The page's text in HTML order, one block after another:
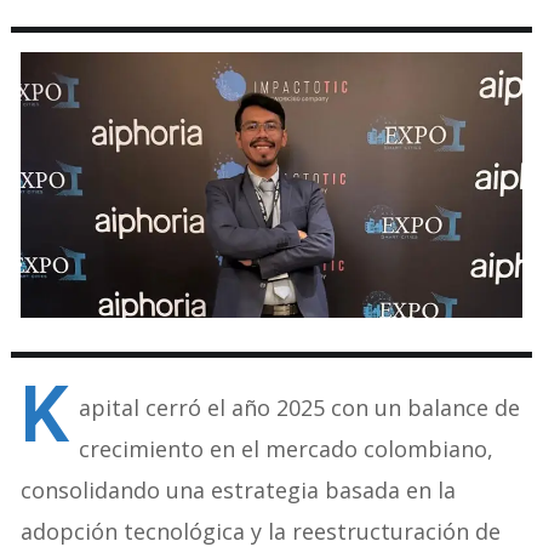
K apital cerró el año 2025 con un balance de
crecimiento en el mercado colombiano,
consolidando una estrategia basada en la
adopción tecnológica y la reestructuración de